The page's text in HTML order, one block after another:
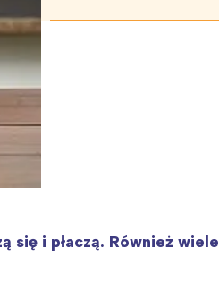
się i płaczą. Również wiele